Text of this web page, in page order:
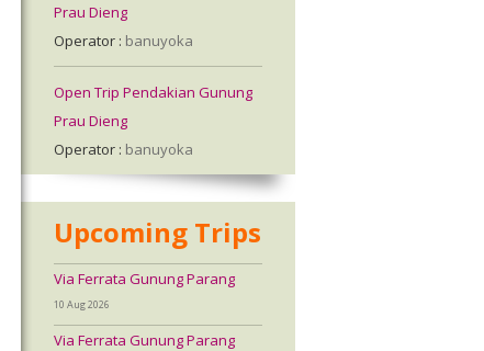
Prau Dieng
Operator : banuyoka
Open Trip Pendakian Gunung
Prau Dieng
Operator : banuyoka
Upcoming Trips
Via Ferrata Gunung Parang
10 Aug 2026
Via Ferrata Gunung Parang